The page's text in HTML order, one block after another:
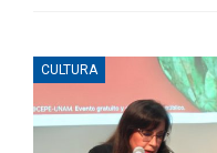
CULTURA